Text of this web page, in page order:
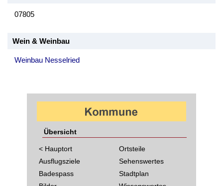
07805
Wein & Weinbau
Weinbau Nesselried
Übersicht
< Hauptort
Ausflugsziele
Badespass
Ortsteile
Sehenswertes
Stadtplan